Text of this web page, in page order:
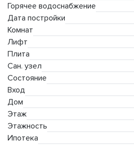
Горячее водоснабжение
Дата постройки
Комнат
Лифт
Плита
Сан. узел
Состояние
Вход
Дом
Этаж
Этажность
Ипотека